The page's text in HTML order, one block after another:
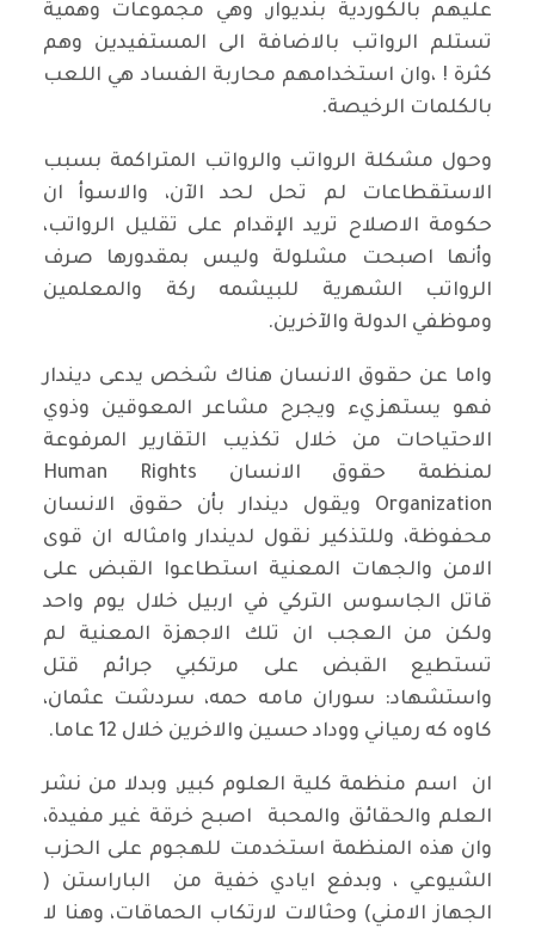
عليهم بالكوردية بنديوار, وهي مجموعات وهمية
تستلم الرواتب بالاضافة الى المستفيدين وهم
كثرة ! ،وان استخدامهم محاربة الفساد هي اللعب
بالكلمات الرخيصة.
وحول مشكلة الرواتب والرواتب المتراكمة بسبب
الاستقطاعات لم تحل لحد الآن، والاسوأ ان
حكومة الاصلاح تريد الإقدام على تقليل الرواتب،
وأنها اصبحت مشلولة وليس بمقدورها صرف
الرواتب الشهرية للبيشمه ركة والمعلمين
وموظفي الدولة والآخرين.
واما عن حقوق الانسان هناك شخص يدعى ديندار
فهو يستهزيء ويجرح مشاعر المعوقين وذوي
الاحتياحات من خلال تكذيب التقارير المرفوعة
لمنظمة حقوق الانسان Human Rights
Organization ويقول ديندار بأن حقوق الانسان
محفوظة، وللتذكير نقول لديندار وامثاله ان قوى
الامن والجهات المعنية استطاعوا القبض على
قاتل الجاسوس التركي في اربيل خلال يوم واحد
ولكن من العجب ان تلك الاجهزة المعنية لم
تستطيع القبض على مرتكبي جرائم قتل
واستشهاد: سوران مامه حمه، سردشت عثمان،
كاوه كه رمياني ووداد حسين والاخرين خلال 12 عاما.
ان اسم منظمة كلية العلوم كبير, وبدلا من نشر
العلم والحقائق والمحبة اصبح خرقة غير مفيدة،
وان هذه المنظمة استخدمت للهجوم على الحزب
الشيوعي ، وبدفع ايادي خفية من الباراستن (
الجهاز الامني) وحثالات لارتكاب الحماقات، وهنا لا